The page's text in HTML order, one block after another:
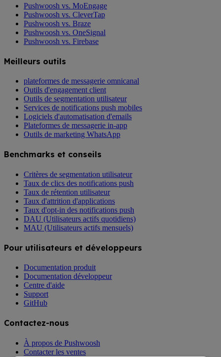
Pushwoosh vs. MoEngage
Pushwoosh vs. CleverTap
Pushwoosh vs. Braze
Pushwoosh vs. OneSignal
Pushwoosh vs. Firebase
Meilleurs outils
plateformes de messagerie omnicanal
Outils d'engagement client
Outils de segmentation utilisateur
Services de notifications push mobiles
Logiciels d'automatisation d'emails
Plateformes de messagerie in-app
Outils de marketing WhatsApp
Benchmarks et conseils
Critères de segmentation utilisateur
Taux de clics des notifications push
Taux de rétention utilisateur
Taux d'attrition d'applications
Taux d'opt-in des notifications push
DAU (Utilisateurs actifs quotidiens)
MAU (Utilisateurs actifs mensuels)
Pour utilisateurs et développeurs
Documentation produit
Documentation développeur
Centre d'aide
Support
GitHub
Contactez-nous
À propos de Pushwoosh
Contacter les ventes